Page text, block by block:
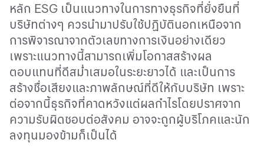
หลัก ESG เป็นแนวทางในการทางธุรกิจที่ยั่งยืนที่
บริษัทต่างๆ ควรนำมาปรับใช้ปฏิบัตินอกเหนือจาก
การพิจารณาจากตัวเลขทางการเงินอย่างเดียว
เพราะแนวทางนี้สามารถเพิ่มโอกาสสร้างผล
ตอบแทนที่ดีสม่ำเสมอในระยะยาวได้ และเป็นการ
สร้างชื่อเสียงและภาพลักษณ์ที่ดีให้กับบริษัท เพราะ
ต่อจากนี้ธุรกิจที่คาดหวังแต่ผลกำไรโดยปราศจาก
ความรับผิดชอบต่อสังคม อาจจะถูกผู้บริโภคและนัก
ลงทุนมองข้ามก็เป็นได้